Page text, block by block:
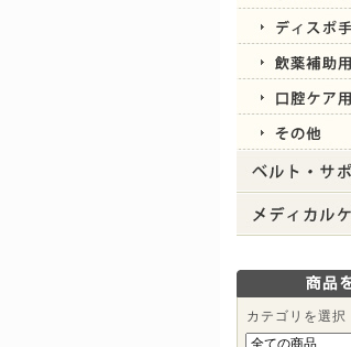
カテゴリを選択